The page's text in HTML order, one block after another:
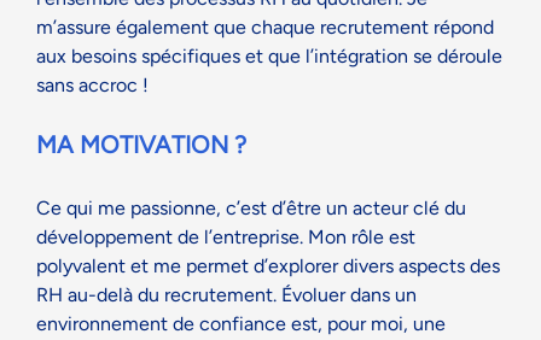
m’assure également que chaque recrutement répond
aux besoins spécifiques et que l’intégration se déroule
sans accroc !
MA MOTIVATION ?
Ce qui me passionne, c’est d’être un acteur clé du
développement de l’entreprise. Mon rôle est
polyvalent et me permet d’explorer divers aspects des
RH au-delà du recrutement. Évoluer dans un
environnement de confiance est, pour moi, une